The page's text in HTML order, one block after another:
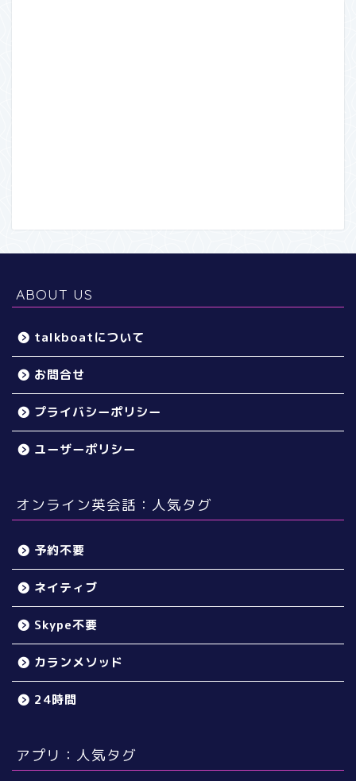
ABOUT US
talkboatについて
お問合せ
プライバシーポリシー
ユーザーポリシー
オンライン英会話：人気タグ
予約不要
ネイティブ
Skype不要
カランメソッド
24時間
アプリ：人気タグ